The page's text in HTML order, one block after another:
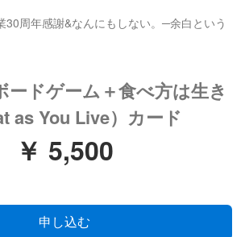
30周年感謝&なんにもしない。─余白という
ードゲーム＋食べ方は生き
as You Live）カード
￥ 5,500
申し込む